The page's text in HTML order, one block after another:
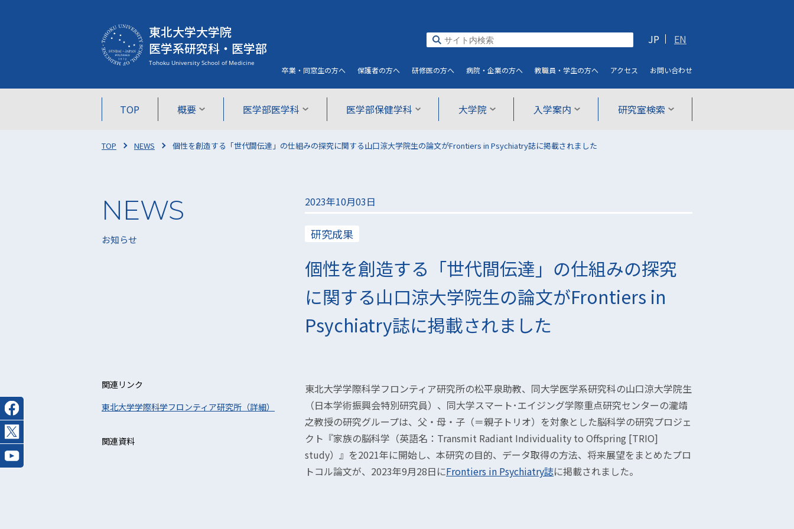
東北大学大学院
医学系研究科・医学部
TOP 概要 医学部医学科 医学部保健学科 大学院 入学案内 研究室検索
JP EN
卒業・同窓生の方へ 保護者の方へ 研修医の方へ 病院・企業の方へ 教職員・学生の方へ アクセス お問い合わせ
TOP NEWS 個性を創造する「世代間伝達」の仕組みの探究に関する山口涼大学院生の論文がFrontiers in Psychiatry誌に掲載されました
お知らせ
2023年10月03日
研究成果
個性を創造する「世代間伝達」の仕組みの探究
に関する山口涼大学院生の論文がFrontiers in
Psychiatry誌に掲載されました
東北大学学際科学フロンティア研究所の松平泉助教、同大学医学系研究科の山口涼大学院生
（日本学術振興会特別研究員）、同大学スマート･エイジング学際重点研究センターの瀧靖
之教授の研究グループは、父・母・子（＝親子トリオ）を対象とした脳科学の研究プロジェ
クト『家族の脳科学（英語名：Transmit Radiant Individuality to Offspring [TRIO]
study）』を2021年に開始し、本研究の目的、データ取得の方法、将来展望をまとめたプロ
トコル論文が、2023年9月28日にFrontiers in Psychiatry誌に掲載されました。
関連リンク
東北大学学際科学フロンティア研究所（詳細）
関連資料